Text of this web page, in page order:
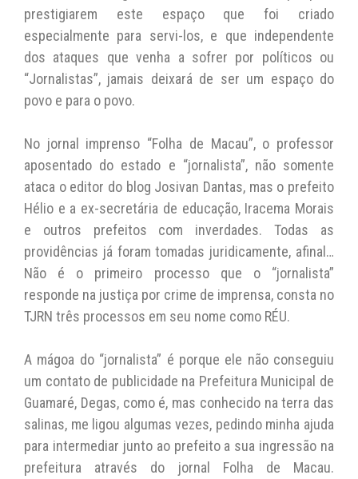
prestigiarem este espaço que foi criado
especialmente para servi-los, e que independente
dos ataques que venha a sofrer por políticos ou
“Jornalistas”, jamais deixará de ser um espaço do
povo e para o povo.
No jornal imprenso “Folha de Macau”, o professor
aposentado do estado e “jornalista”, não somente
ataca o editor do blog Josivan Dantas, mas o prefeito
Hélio e a ex-secretária de educação, Iracema Morais
e outros prefeitos com inverdades. Todas as
providências já foram tomadas juridicamente, afinal…
Não é o primeiro processo que o “jornalista”
responde na justiça por crime de imprensa, consta no
TJRN três processos em seu nome como RÉU.
A mágoa do “jornalista” é porque ele não conseguiu
um contato de publicidade na Prefeitura Municipal de
Guamaré, Degas, como é, mas conhecido na terra das
salinas, me ligou algumas vezes, pedindo minha ajuda
para intermediar junto ao prefeito a sua ingressão na
prefeitura através do jornal Folha de Macau.